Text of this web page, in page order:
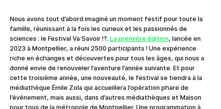
Nous avons tout d’abord imaginé un moment festif pour toute la
famille, réunissant à la fois les curieux et les passionnés de
sciences : le Festival Va Savoir !?. La première édition, lancée en
2023 à Montpellier, a réuni 2500 participants ! Une expérience
riche en échanges et découvertes pour tous les âges, qui nous a
donné envie de renouveler l’aventure l’année suivante. Et pour
cette troisième année, une nouveauté, le festival se tiendra à la
médiathèque Émile Zola qui accueillera l’opération phare de
l’événement, mais aussi, dans d’autres médiathèques et Maison
pour tous de la métropole de Montpellier. Une programmation à